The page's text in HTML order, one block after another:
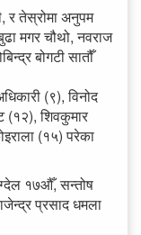
र तेस्रोमा अनुपम
मगर चौथो, नवराज
बोगटी सातौँ
(९), विनोद
(१२), शिवकुमार
(१५) परेका
१७औँ, सन्तोष
प्रसाद धमला